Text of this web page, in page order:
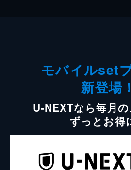
モバイルset
新登場！
U-NEXTなら毎月
ずっとお得